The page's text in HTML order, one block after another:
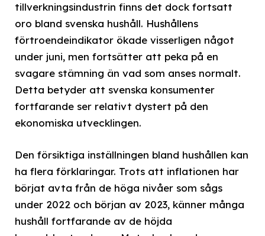
tillverkningsindustrin finns det dock fortsatt
oro bland svenska hushåll. Hushållens
förtroendeindikator ökade visserligen något
under juni, men fortsätter att peka på en
svagare stämning än vad som anses normalt.
Detta betyder att svenska konsumenter
fortfarande ser relativt dystert på den
ekonomiska utvecklingen.
Den försiktiga inställningen bland hushållen kan
ha flera förklaringar. Trots att inflationen har
börjat avta från de höga nivåer som sågs
under 2022 och början av 2023, känner många
hushåll fortfarande av de höjda